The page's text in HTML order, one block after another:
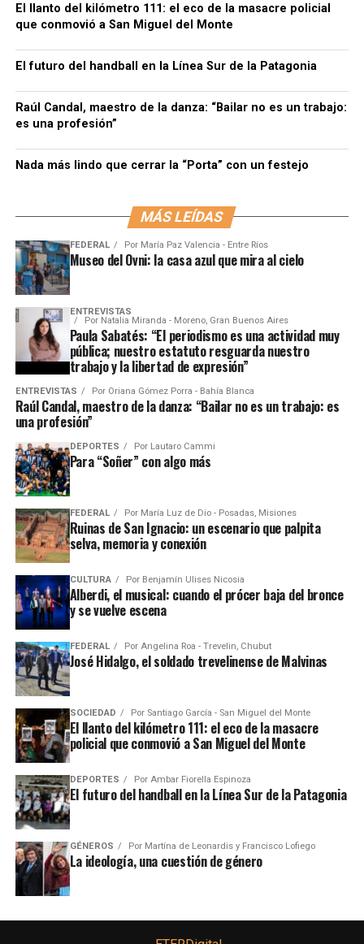
El llanto del kilómetro 111: el eco de la masacre policial
que conmovió a San Miguel del Monte
El futuro del handball en la Línea Sur de la Patagonia
Raúl Candal, maestro de la danza: “Bailar no es un trabajo:
es una profesión”
Nada más lindo que cerrar la “Porta” con un festejo
MÁS LEÍDAS
FEDERAL Por María Paz Valencia - Entre Ríos
Museo del Ovni: la casa azul que mira al cielo
ENTREVISTAS
Por Natalia Miranda - Moreno, Gran Buenos Aires
Paula Sabatés: “El periodismo es una actividad muy
pública; nuestro estatuto resguarda nuestro
trabajo y la libertad de expresión”
ENTREVISTAS Por Oriana Gómez Porra - Bahía Blanca
Raúl Candal, maestro de la danza: “Bailar no es un trabajo: es
una profesión”
DEPORTES Por Lautaro Cammi
Para “Soñer” con algo más
FEDERAL Por María Luz de Dio - Posadas, Misiones
Ruinas de San Ignacio: un escenario que palpita
selva, memoria y conexión
CULTURA Por Benjamín Ulises Nicosia
Alberdi, el musical: cuando el prócer baja del bronce
y se vuelve escena
FEDERAL Por Angelina Roa - Trevelin, Chubut
José Hidalgo, el soldado trevelinense de Malvinas
SOCIEDAD Por Santiago García - San Miguel del Monte
El llanto del kilómetro 111: el eco de la masacre
policial que conmovió a San Miguel del Monte
DEPORTES Por Ambar Fiorella Espinoza
El futuro del handball en la Línea Sur de la Patagonia
GÉNEROS Por Martína de Leonardis y Francisco Lofiego
La ideología, una cuestión de género